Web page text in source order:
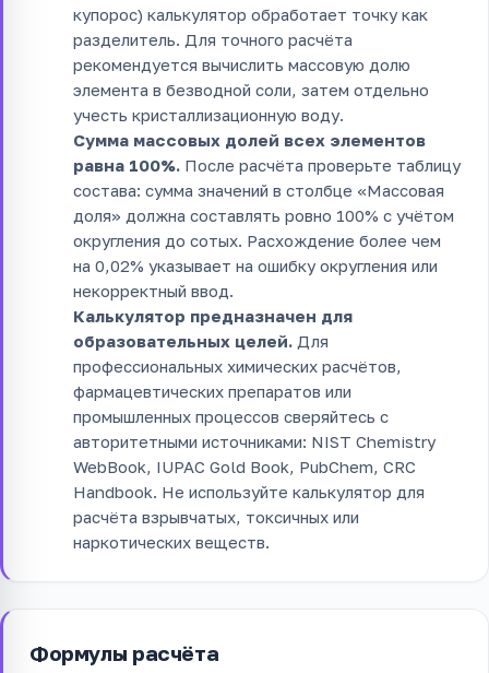
купорос) калькулятор обработает точку как
разделитель. Для точного расчёта
рекомендуется вычислить массовую долю
элемента в безводной соли, затем отдельно
учесть кристаллизационную воду.
Сумма массовых долей всех элементов
равна 100%. После расчёта проверьте таблицу
состава: сумма значений в столбце «Массовая
доля» должна составлять ровно 100% с учётом
округления до сотых. Расхождение более чем
на 0,02% указывает на ошибку округления или
некорректный ввод.
Калькулятор предназначен для
образовательных целей. Для
профессиональных химических расчётов,
фармацевтических препаратов или
промышленных процессов сверяйтесь с
авторитетными источниками: NIST Chemistry
WebBook, IUPAC Gold Book, PubChem, CRC
Handbook. Не используйте калькулятор для
расчёта взрывчатых, токсичных или
наркотических веществ.
Формулы расчёта